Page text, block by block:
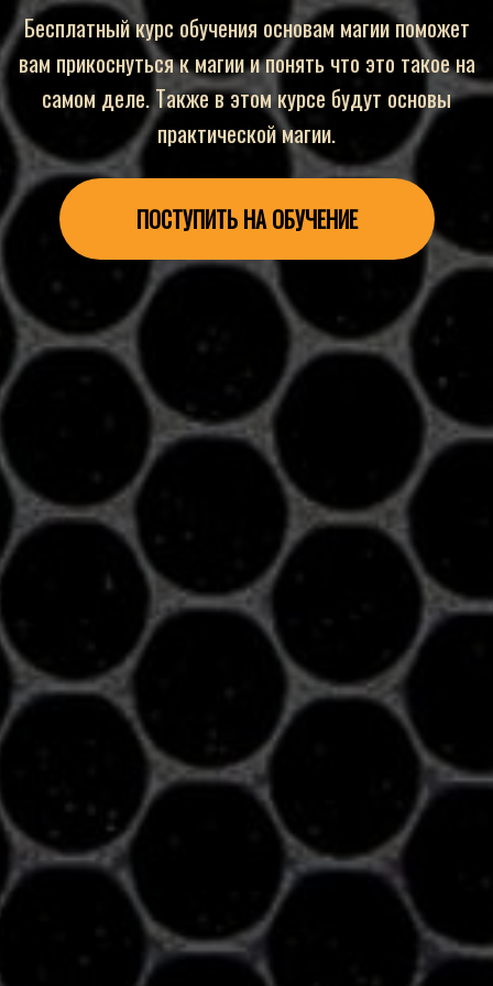
Бесплатный курс обучения основам магии поможет
вам прикоснуться к магии и понять что это такое на
самом деле. Также в этом курсе будут основы
практической магии.
ПОСТУПИТЬ НА ОБУЧЕНИЕ